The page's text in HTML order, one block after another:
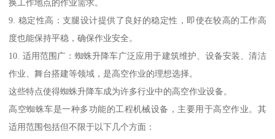
换工作地点的作业需求。
9. 稳定性高：支腿设计提供了良好的稳定性，即使在较高的工作高
度也能保持平稳，确保作业安全。
10. 适用范围广：蜘蛛升降车广泛应用于建筑维护、设备安装、清洁
作业、舞台搭建等领域，是高空作业的理想选择。
这些特点使得蜘蛛升降车成为许多行业中的高空作业设备。
高空蜘蛛车是一种多功能的工程机械设备，主要用于高空作业。其
适用范围包括但不限于以下几个方面：